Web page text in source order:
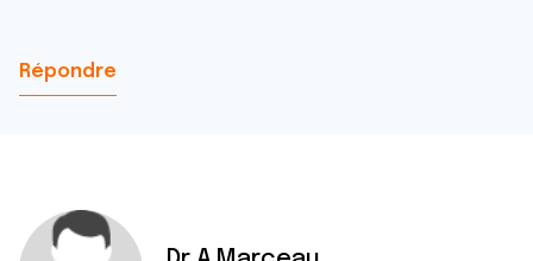
Répondre